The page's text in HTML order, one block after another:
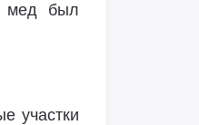
мед был
участки